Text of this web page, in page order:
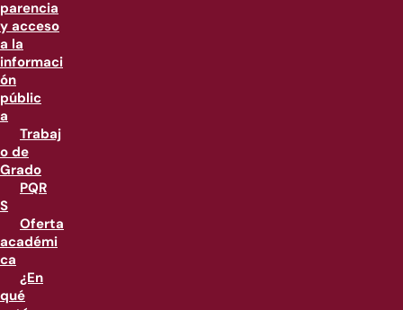
parencia
y acceso
a la
informaci
ón
públic
a
Trabaj
o de
Grado
PQR
S
Oferta
académi
ca
¿En
qué